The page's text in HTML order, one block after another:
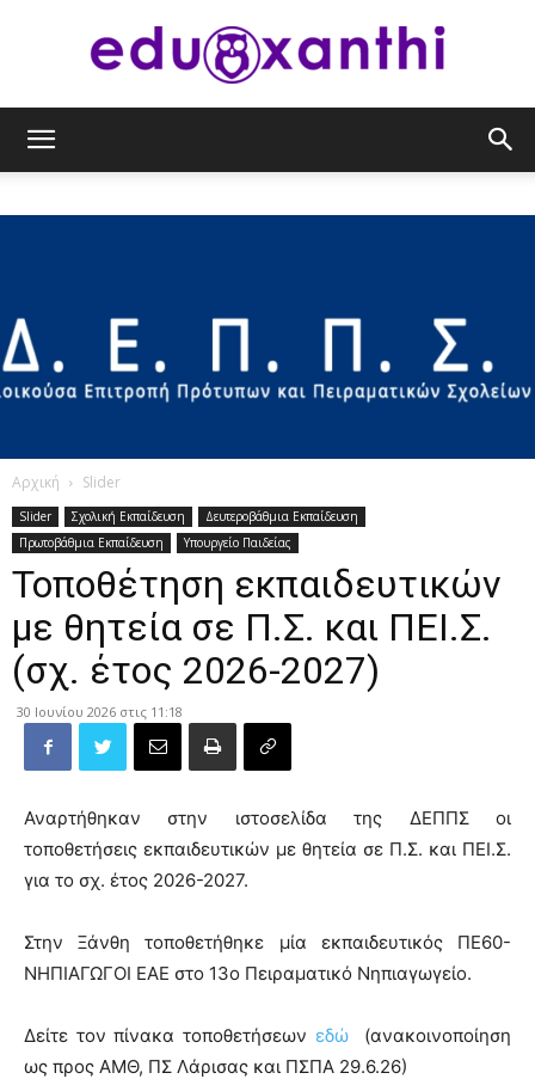
Αρχική Slider
Slider Σχολική Εκπαίδευση
Δευτεροβάθμια Εκπαίδευση
Πρωτοβάθμια Εκπαίδευση
Υπουργείο Παιδείας
Τοποθέτηση εκπαιδευτικών
με θητεία σε Π.Σ. και ΠΕΙ.Σ.
(σχ. έτος 2026-2027)
30 Ιουνίου 2026 στις 11:18
Αναρτήθηκαν στην ιστοσελίδα της ΔΕΠΠΣ οι
τοποθετήσεις εκπαιδευτικών με θητεία σε Π.Σ. και ΠΕΙ.Σ.
για το σχ. έτος 2026-2027.
Στην Ξάνθη τοποθετήθηκε μία εκπαιδευτικός ΠΕ60-
ΝΗΠΙΑΓΩΓΟΙ ΕΑΕ στο 13ο Πειραματικό Νηπιαγωγείο.
Δείτε τον πίνακα τοποθετήσεων εδώ
(ανακοινοποίηση
ως προς ΑΜΘ, ΠΣ Λάρισας και ΠΣΠΑ 29.6.26)